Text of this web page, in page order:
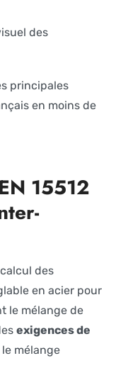
des
principales
en moins de
15512
des
en acier pour
le mélange de
exigences de
mélange